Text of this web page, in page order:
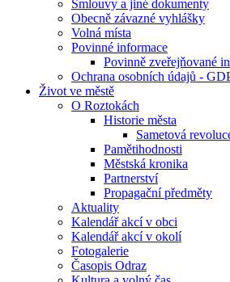
Smlouvy a jiné dokumenty
Obecně závazné vyhlášky
Volná místa
Povinné informace
Povinně zveřejňované
Ochrana osobních údajů -
Život ve městě
O Roztokách
Historie města
Sametová
Pamětihodnosti
Městská kronika
Partnerství
Propagační předměty
Aktuality
Kalendář akcí v obci
Kalendář akcí v okolí
Fotogalerie
Časopis Odraz